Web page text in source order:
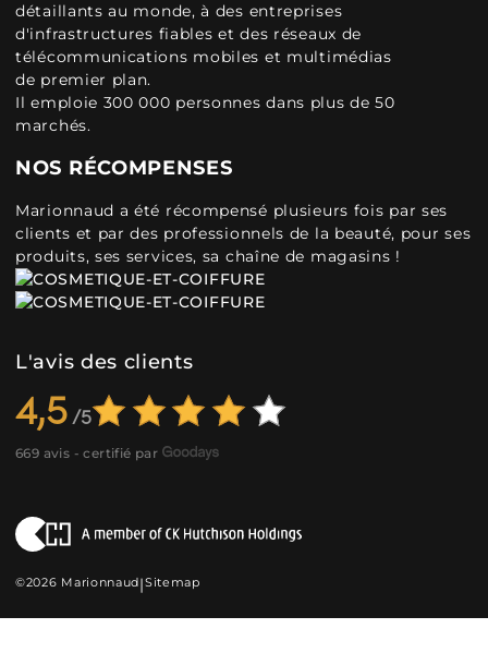
détaillants au monde, à des entreprises
d'infrastructures fiables et des réseaux de
télécommunications mobiles et multimédias
de premier plan.
Il emploie 300 000 personnes dans plus de 50
marchés.
NOS RÉCOMPENSES
Marionnaud a été récompensé plusieurs fois par ses
clients et par des professionnels de la beauté, pour ses
produits, ses services, sa chaîne de magasins !
L'avis des clients
4,5
669 avis - certifié par
©2026 Marionnaud|Sitemap